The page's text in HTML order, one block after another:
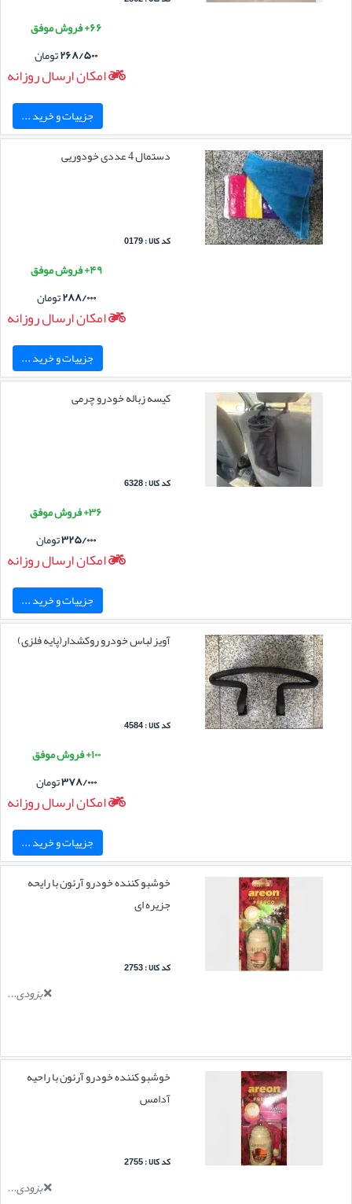
۶۶+ فروش موفق
۲۶۸/۵۰۰تومان
امکان ارسال روزانه
جزییات و خرید ...
دستمال 4 عددی خودوریی
کد کالا : 0179
۴۹+ فروش موفق
۲۸۸/۰۰۰تومان
امکان ارسال روزانه
جزییات و خرید ...
کیسه زباله خودرو چرمی
کد کالا : 6328
۳۶+ فروش موفق
۳۲۵/۰۰۰تومان
امکان ارسال روزانه
جزییات و خرید ...
آویز لباس خودرو روکشدار(پایه فلزی)
کد کالا : 4584
۱۰۰+ فروش موفق
۳۷۸/۰۰۰تومان
امکان ارسال روزانه
جزییات و خرید ...
خوشبو کننده خودرو آرئون با رایحه
جزیره ای
کد کالا : 2753
بزودی...
خوشبو کننده خودرو آرئون با راحیه
آدامس
کد کالا : 2755
بزودی...